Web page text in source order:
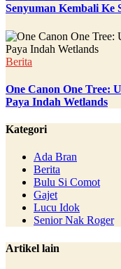
Senyuman Kembali Ke
Berita
One Canon One Tree:
Paya Indah Wetlands
Kategori
Ada Bran
Berita
Bulu Si Comot
Gajet
Lucu Idok
Senior Nak Roger
Artikel lain